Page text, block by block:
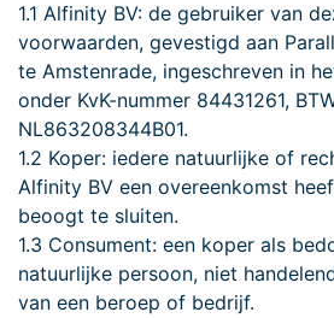
1.1 Alfinity BV: de gebruiker van
voorwaarden, gevestigd aan
te Amstenrade, ingeschreven in
onder KvK-nummer 84431261,
NL863208344B01.
1.2 Koper: iedere natuurlijke of
Alfinity BV een overeenkomst
beoogt te sluiten.
1.3 Consument: een koper als
natuurlijke persoon, niet
van een beroep of bedrijf.